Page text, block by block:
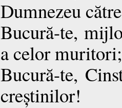
Dumnezeu
Bucură-te,
a celor muritori;
Bucură-te,
creștinilor!